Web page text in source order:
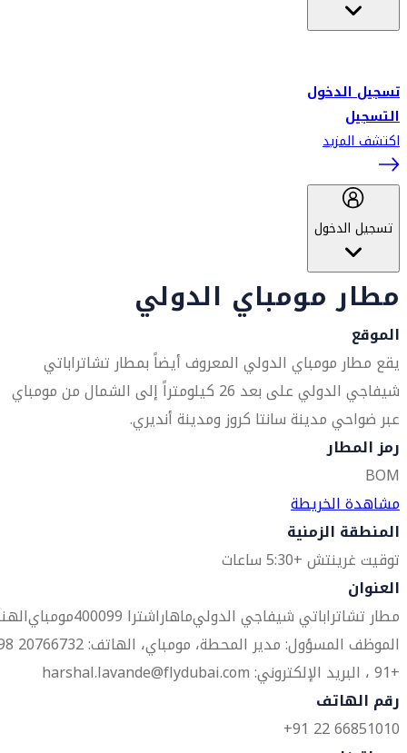
تسجيل الدخول
التسجيل
اكتشف المزيد
تسجيل الدخول
مطار مومباي الدولي
الموقع
يقع مطار مومباي الدولي المعروف أيضاً بمطار تشاتراباتي
شيفاجي الدولي على بعد 26 كيلومتراً إلى الشمال من مومباي
عبر ضواحي مدينة سانتا كروز ومدينة أنديري.
رمز المطار
BOM
مشاهدة الخريطة
المنطقة الزمنية
توقيت غرينتش +5:30 ساعات
العنوان
مطار تشاتراباتي شيفاجي الدوليماهاراشترا 400099 مومباي
الموظف المسؤول: مدير المحطة،
+91 ، البريد الإلكتروني: harshal.lavande@flydubai.com
رقم الهاتف
66851010 22 91+